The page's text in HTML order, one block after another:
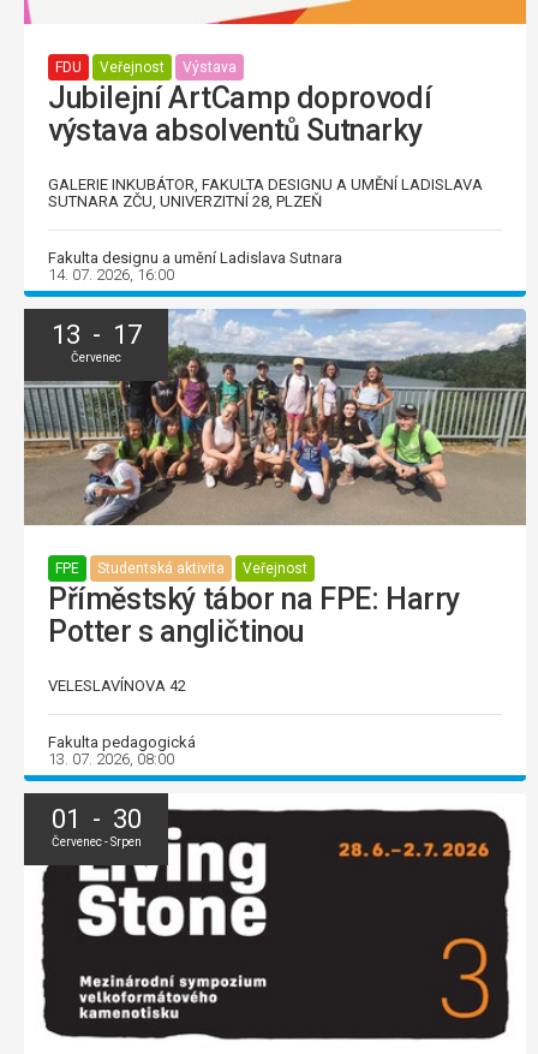
FDU Veřejnost Výstava
Jubilejní ArtCamp doprovodí
výstava absolventů Sutnarky
GALERIE INKUBÁTOR, FAKULTA DESIGNU A UMĚNÍ LADISLAVA
SUTNARA ZČU, UNIVERZITNÍ 28, PLZEŇ
Fakulta designu a umění Ladislava Sutnara
14. 07. 2026, 16:00
13 - 17
Červenec
FPE Studentská aktivita Veřejnost
Příměstský tábor na FPE: Harry
Potter s angličtinou
VELESLAVÍNOVA 42
Fakulta pedagogická
13. 07. 2026, 08:00
01 - 30
Červenec - Srpen